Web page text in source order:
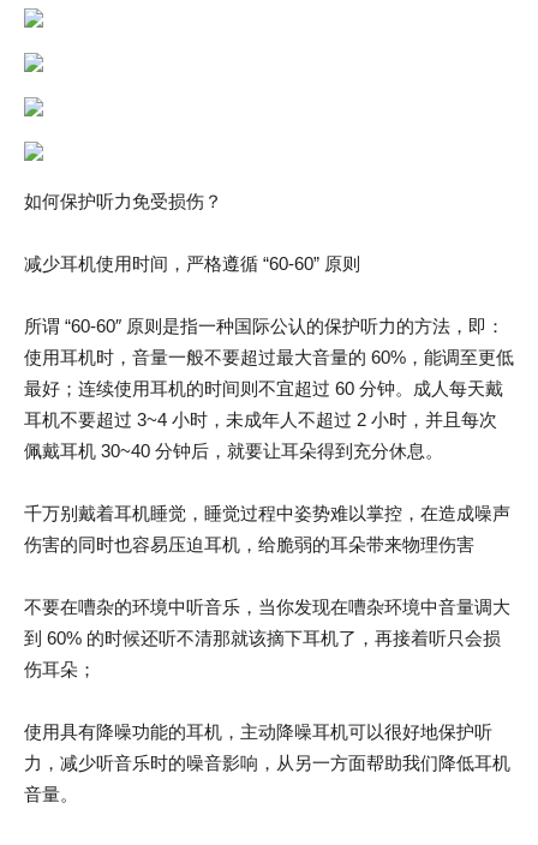
如何保护听力免受损伤？
减少耳机使用时间，严格遵循 “60-60” 原则
所谓 “60-60″ 原则是指一种国际公认的保护听力的方法，即：
使用耳机时，音量一般不要超过最大音量的 60%，能调至更低
最好；连续使用耳机的时间则不宜超过 60 分钟。成人每天戴
耳机不要超过 3~4 小时，未成年人不超过 2 小时，并且每次
佩戴耳机 30~40 分钟后，就要让耳朵得到充分休息。
千万别戴着耳机睡觉，睡觉过程中姿势难以掌控，在造成噪声
伤害的同时也容易压迫耳机，给脆弱的耳朵带来物理伤害
不要在嘈杂的环境中听音乐，当你发现在嘈杂环境中音量调大
到 60% 的时候还听不清那就该摘下耳机了，再接着听只会损
伤耳朵；
使用具有降噪功能的耳机，主动降噪耳机可以很好地保护听
力，减少听音乐时的噪音影响，从另一方面帮助我们降低耳机
音量。